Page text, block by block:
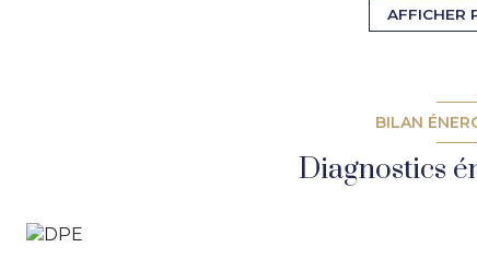
Le sous-sol d’environ 70 m² comprend
Des travaux de rafraîchissement sont à prévoir
possibilité de personnaliser les lieux selon vos
Une belle opportunité pour une famille souhaitant
Pour plus d’informations ou organiser une visite,
AFFICHER
BILAN
Diagnostics